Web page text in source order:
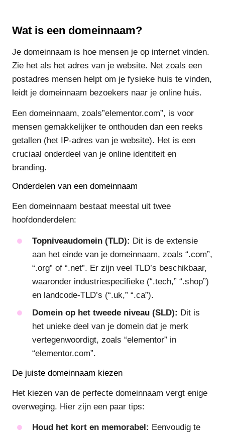
Wat is een domeinnaam?
Je domeinnaam is hoe mensen je op internet vinden.
Zie het als het adres van je website. Net zoals een
postadres mensen helpt om je fysieke huis te vinden,
leidt je domeinnaam bezoekers naar je online huis.
Een domeinnaam, zoals”elementor.com”, is voor
mensen gemakkelijker te onthouden dan een reeks
getallen (het IP-adres van je website). Het is een
cruciaal onderdeel van je online identiteit en
branding.
Onderdelen van een domeinnaam
Een domeinnaam bestaat meestal uit twee
hoofdonderdelen:
Topniveaudomein (TLD): Dit is de extensie
aan het einde van je domeinnaam, zoals “.com”,
“.org” of “.net”. Er zijn veel TLD’s beschikbaar,
waaronder industriespecifieke (“.tech,” “.shop”)
en landcode-TLD’s (“.uk,” “.ca”).
Domein op het tweede niveau (SLD): Dit is
het unieke deel van je domein dat je merk
vertegenwoordigt, zoals “elementor” in
“elementor.com”.
De juiste domeinnaam kiezen
Het kiezen van de perfecte domeinnaam vergt enige
overweging. Hier zijn een paar tips:
Houd het kort en memorabel: Eenvoudig te